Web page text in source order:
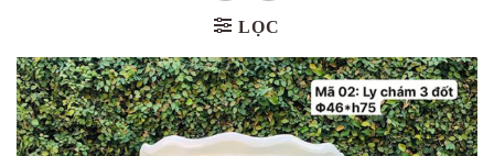
LỌC